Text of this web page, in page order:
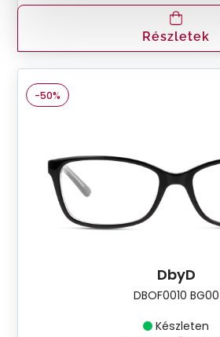
Részletek
-50%
DbyD
DBOF0010 BG00
Készleten